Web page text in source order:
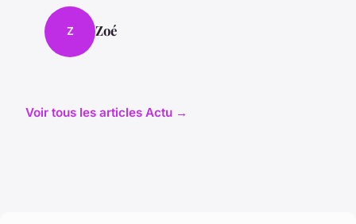
Z Zoé
Voir tous les articles Actu →